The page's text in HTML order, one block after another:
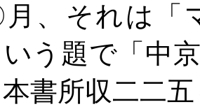
月、それは「
う題で「中
書所収二二